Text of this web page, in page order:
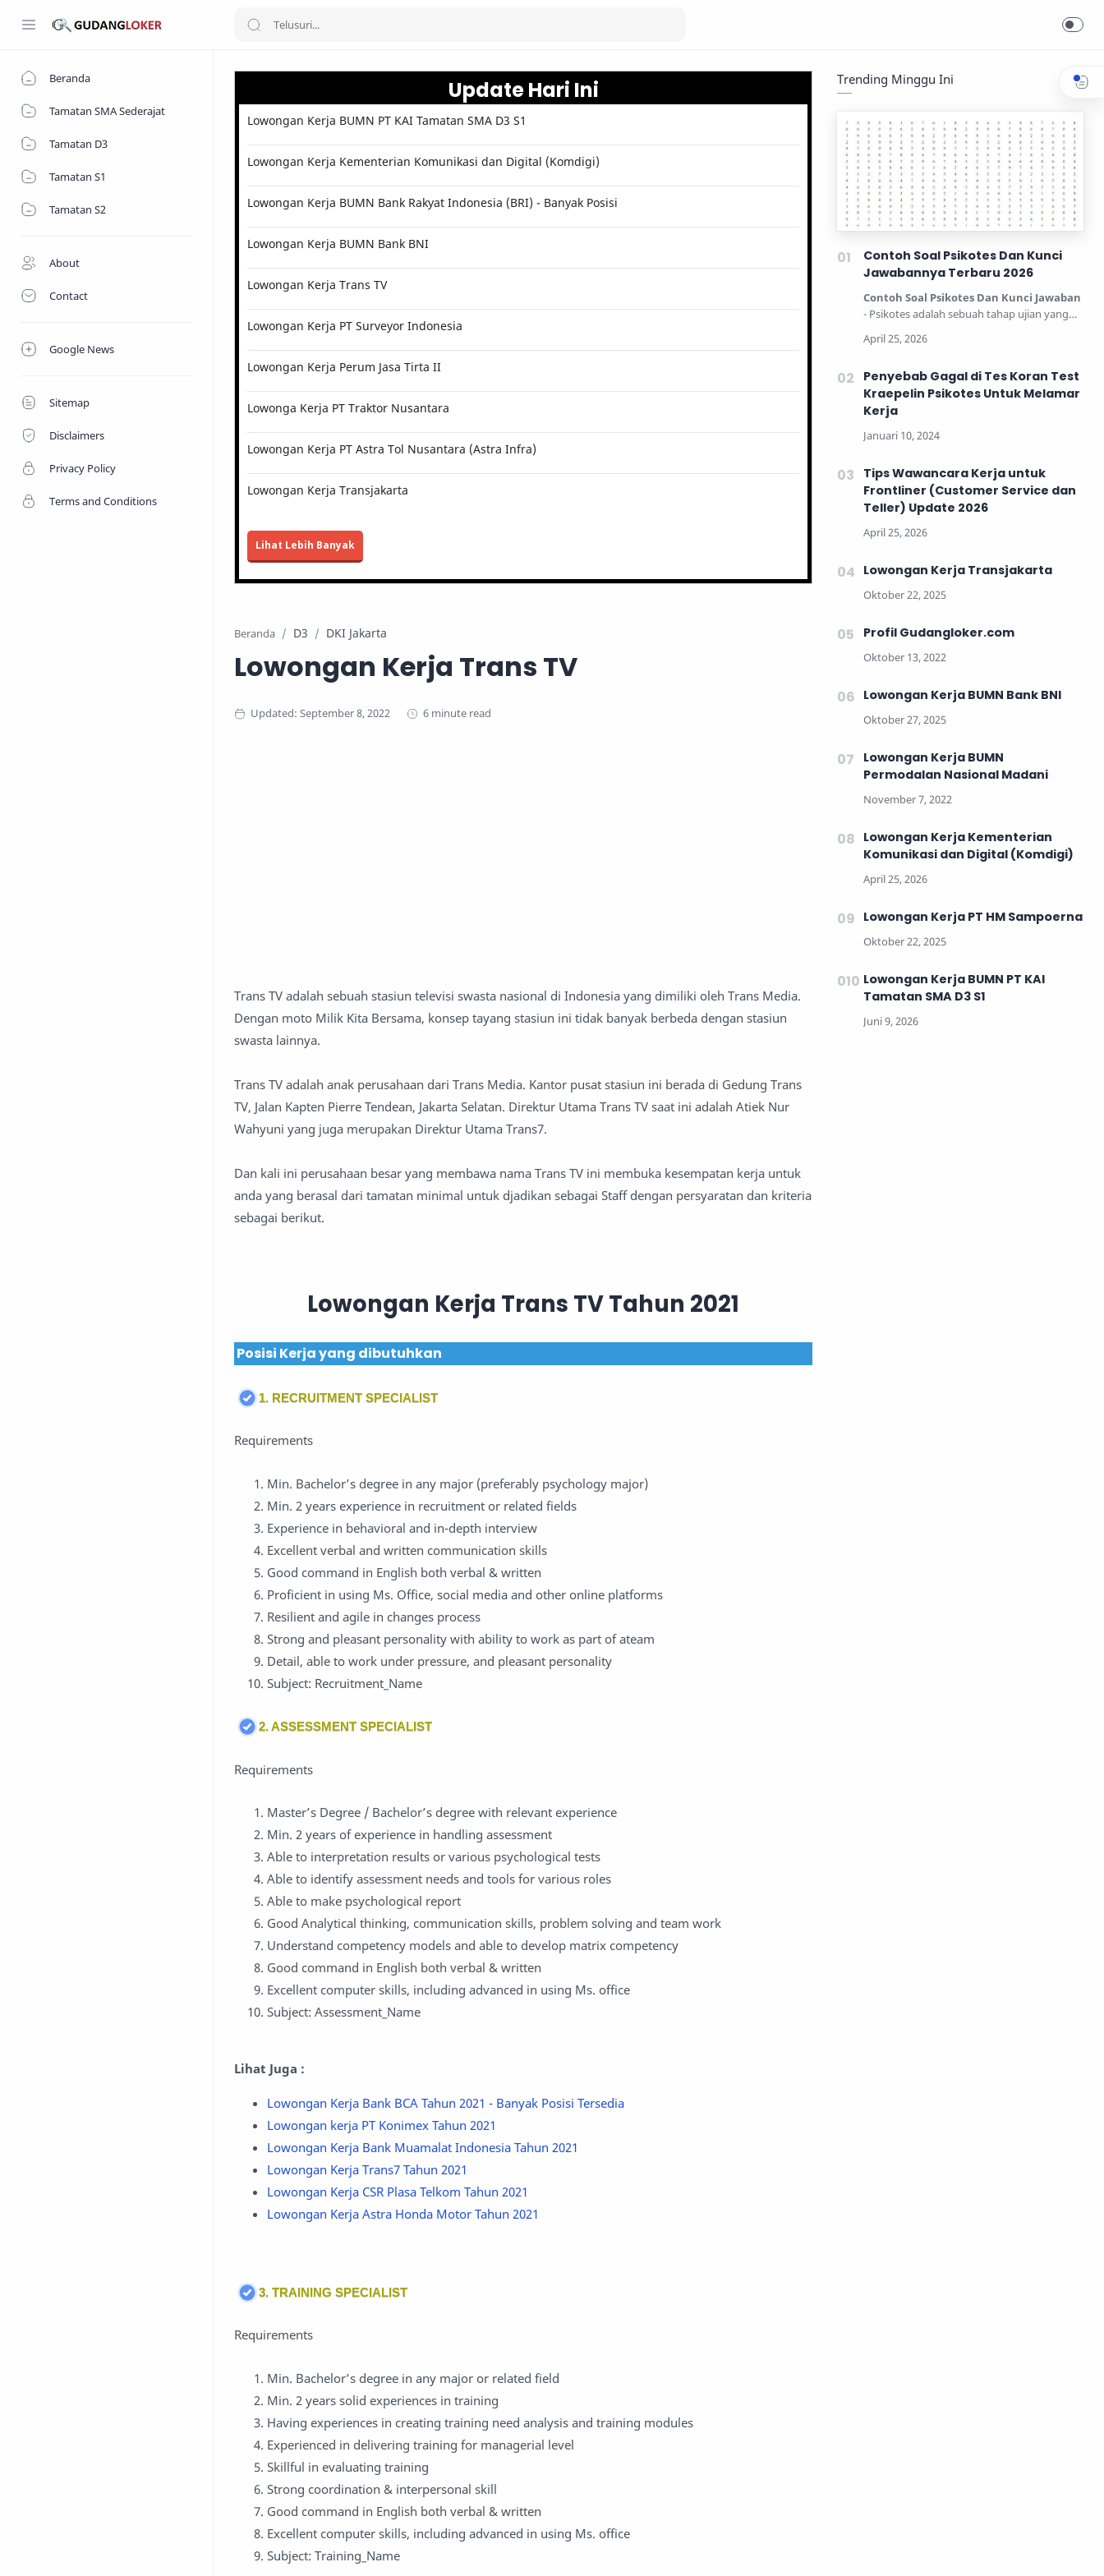
Beranda
Tamatan SMA Sederajat
Tamatan D3
Tamatan S1
Tamatan S2
About
Contact
Google News
Sitemap
Disclaimers
Privacy Policy
Terms and Conditions
Update Hari Ini
Lowongan Kerja BUMN PT KAI Tamatan SMA D3 S1
Lowongan Kerja Kementerian Komunikasi dan Digital (Komdigi)
Lowongan Kerja BUMN Bank Rakyat Indonesia (BRI) - Banyak Posisi
Lowongan Kerja BUMN Bank BNI
Lowongan Kerja Trans TV
Lowongan Kerja PT Surveyor Indonesia
Lowongan Kerja Perum Jasa Tirta II
Lowonga Kerja PT Traktor Nusantara
Lowongan Kerja PT Astra Tol Nusantara (Astra Infra)
Lowongan Kerja Transjakarta
Lihat Lebih Banyak
Beranda D3 DKI Jakarta
Lowongan Kerja Trans TV
6 minute read
Trans TV adalah sebuah stasiun televisi swasta nasional di Indonesia yang dimiliki oleh Trans Media.
Dengan moto Milik Kita Bersama, konsep tayang stasiun ini tidak banyak berbeda dengan stasiun
swasta lainnya.
Trans TV adalah anak perusahaan dari Trans Media. Kantor pusat stasiun ini berada di Gedung Trans
TV, Jalan Kapten Pierre Tendean, Jakarta Selatan. Direktur Utama Trans TV saat ini adalah Atiek Nur
Wahyuni yang juga merupakan Direktur Utama Trans7.
Dan kali ini perusahaan besar yang membawa nama Trans TV ini membuka kesempatan kerja untuk
anda yang berasal dari tamatan minimal untuk djadikan sebagai Staff dengan persyaratan dan kriteria
sebagai berikut.
Lowongan Kerja Trans TV Tahun 2021
Posisi Kerja yang dibutuhkan
1. RECRUITMENT SPECIALIST
Requirements
Min. Bachelor’s degree in any major (preferably psychology major)
Min. 2 years experience in recruitment or related fields
Experience in behavioral and in-depth interview
Excellent verbal and written communication skills
Good command in English both verbal & written
Proficient in using Ms. Office, social media and other online platforms
Resilient and agile in changes process
Strong and pleasant personality with ability to work as part of ateam
Detail, able to work under pressure, and pleasant personality
Subject: Recruitment_Name
2. ASSESSMENT SPECIALIST
Requirements
Master’s Degree / Bachelor’s degree with relevant experience
Min. 2 years of experience in handling assessment
Able to interpretation results or various psychological tests
Able to identify assessment needs and tools for various roles
Able to make psychological report
Good Analytical thinking, communication skills, problem solving and team work
Understand competency models and able to develop matrix competency
Good command in English both verbal & written
Excellent computer skills, including advanced in using Ms. office
Subject: Assessment_Name
Lihat Juga :
Lowongan Kerja Bank BCA Tahun 2021 - Banyak Posisi Tersedia
Lowongan kerja PT Konimex Tahun 2021
Lowongan Kerja Bank Muamalat Indonesia Tahun 2021
Lowongan Kerja Trans7 Tahun 2021
Lowongan Kerja CSR Plasa Telkom Tahun 2021
Lowongan Kerja Astra Honda Motor Tahun 2021
3. TRAINING SPECIALIST
Requirements
Min. Bachelor’s degree in any major or related field
Min. 2 years solid experiences in training
Having experiences in creating training need analysis and training modules
Experienced in delivering training for managerial level
Skillful in evaluating training
Strong coordination & interpersonal skill
Good command in English both verbal & written
Excellent computer skills, including advanced in using Ms. office
Subject: Training_Name
Trending Minggu Ini
Contoh Soal Psikotes Dan Kunci
Jawabannya Terbaru 2026
Contoh Soal Psikotes Dan Kunci Jawaban
- Psikotes adalah sebuah tahap ujian yang
Penyebab Gagal di Tes Koran Test
Kraepelin Psikotes Untuk Melamar
Kerja
Tips Wawancara Kerja untuk
Frontliner (Customer Service dan
Teller) Update 2026
Lowongan Kerja Transjakarta
Profil Gudangloker.com
Lowongan Kerja BUMN Bank BNI
Lowongan Kerja BUMN
Permodalan Nasional Madani
Lowongan Kerja Kementerian
Komunikasi dan Digital (Komdigi)
Lowongan Kerja PT HM Sampoerna
Lowongan Kerja BUMN PT KAI
Tamatan SMA D3 S1